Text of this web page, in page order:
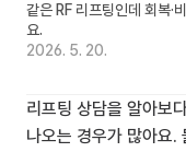
같은 RF 리프팅인데 회복·
요.
2026. 5. 20.
리프팅 상담을 알아보
나오는 경우가 많아요.